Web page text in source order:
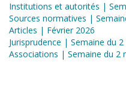
Institutions et autorités |
Sources normatives |
Articles | Février 2026
Jurisprudence | Semaine du
Associations | Semaine du 2